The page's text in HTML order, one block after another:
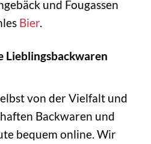
und Fougassen
Bier.
Lieblingsbackwaren
von der Vielfalt und
Backwaren und
bequem online. Wir